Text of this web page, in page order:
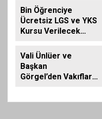
Bin Öğrenciye
Ücretsiz LGS ve YKS
Kursu Verilecek…
Vali Ünlüer ve
Başkan
Görgel’den Vakıflar